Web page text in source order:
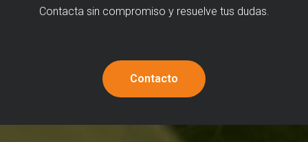
Contacta sin compromiso y resuelve tus dudas.
Contacto